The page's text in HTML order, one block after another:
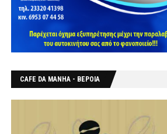
CAFE DA MANHA - ΒΕΡΟΙΑ